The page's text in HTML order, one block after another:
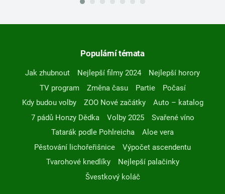
Populární témata
Jak zhubnout Nejlepší filmy 2024
Nejlepší horory
TV program
Změna času Partie
Počasí
Kdy budou volby
ZOO Nové začátky
Auto – katalog
7 pádů Honzy Dědka
Volby 2025
Svařené víno
Tatarák podle Pohlreicha
Aloe vera
Pěstování lichořeřišnice
Výpočet ascendentu
Tvarohové knedlíky
Nejlepší palačinky
Švestkový koláč